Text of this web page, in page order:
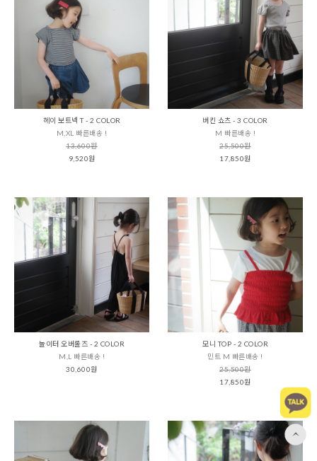
헤이 보트넥 T - 2 COLOR
M,XL 빠른배송 !
13,600원
9,520원
버킨 쇼츠 - 3 COLOR
M 빠른배송 !
25,500원
17,850원
놀이터 오버롤즈 - 2 COLOR
M,L 빠른배송 !
30,600원
모니 TOP - 2 COLOR
민트 M 빠른배송 !
25,500원
17,850원